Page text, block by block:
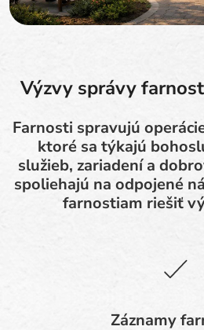
Výzvy správy
Farnosti spravujú
ktoré sa týkajú
služieb, zariadení a
spoliehajú na odpojené
farnostiam riešiť
Záznamy